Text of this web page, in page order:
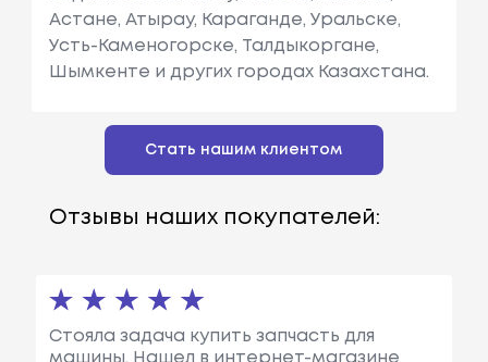
Астане, Атырау, Караганде, Уральске,
Усть-Каменогорске, Талдыкоргане,
Шымкенте и других городах Казахстана.
Стать нашим клиентом
Отзывы наших покупателей:
Стояла задача купить запчасть для
машины. Нашел в интернет-магазине